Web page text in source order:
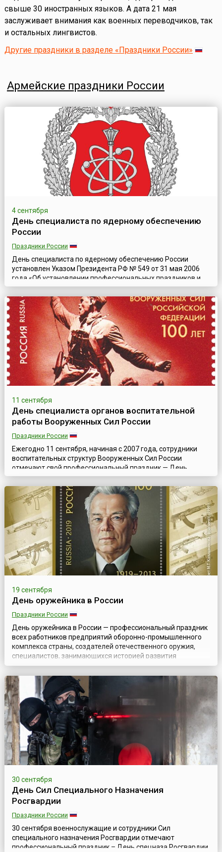
свыше 30 иностранных языков. А дата 21 мая
заслуживает внимания как военных переводчиков, так
и остальных лингвистов.
Другие праздники в разделе «Праздники России»
Армейские праздники России
4 сентября
День специалиста по ядерному обеспечению
России
Праздники России
День специалиста по ядерному обеспечению России
установлен Указом Президента РФ № 549 от 31 мая 2006
года «Об установлении профессиональных праздников и
памятных дней в Вооруженных Силах Российской
Федерации». Он празднуется ежегодно 4 сентября — в
годовщину создания Специального отдела при Главном
управлении специального вооружения Министерства
обороны СССР в 1947 году, на который было возлож...
11 сентября
День специалиста органов воспитательной
работы Вооруженных Сил России
Праздники России
Ежегодно 11 сентября, начиная с 2007 года, сотрудники
воспитательных структур Вооруженных Сил России
отмечают свой профессиональный праздник — День
специалиста органов воспитательной работы.В приказе
статс-секретаря — заместителя министра обороны РФ,
которым введен этот профессиональный праздник,
отмечено, что именно в этот день в 1766 году за подписью
императрицы Екатерины II был утвержден Ус...
19 сентября
День оружейника в России
Праздники России
День оружейника в России — профессиональный праздник
всех работников предприятий оборонно-промышленного
комплекса страны, создателей отечественного оружия,
специалистов, занимающихся историей развития
оружейного дела, сохранением и приумножением славных
традиций русского оружия. Он появился в России в 2010
году, благодаря, пожалуй, самому известному оружейнику
современности — Михаилу Тимофеевичу К...
30 сентября
День Сил Специального Назначения
Росгвардии
Праздники России
30 сентября военнослужащие и сотрудники Сил
специального назначения Росгвардии отмечают
профессиональный праздник – День спецназа Росгвардии,